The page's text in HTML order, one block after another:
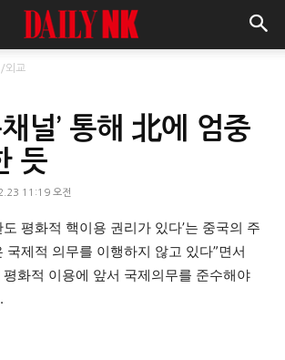
/외교
널’ 통해 北에 엄중
듯
11:19 오전
평화적 핵이용 권리가 있다’는 중국의 주
국제적 의무를 이행하지 않고 있다”면서
화적 이용에 앞서 국제의무를 준수해야